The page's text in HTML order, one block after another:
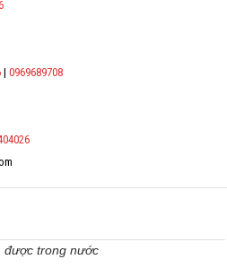
| 0969689708
được trong nước